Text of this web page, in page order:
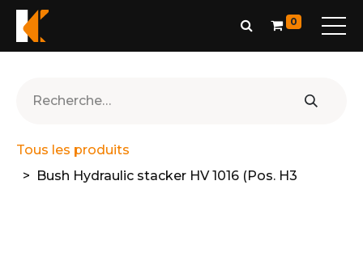
0
Tous les produits
Bush Hydraulic stacker HV 1016 (Pos. H3